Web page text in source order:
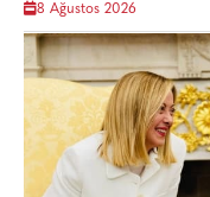
8 Ağustos 2026